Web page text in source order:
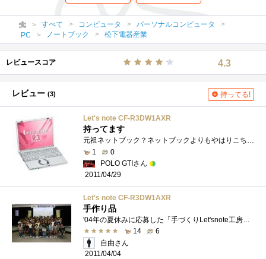
すべて コンピュータ
パーソナルコンピュータ
PC
ノートブック 松下電器産業
レビュースコア 4.3
レビュー (3) 持ってる!
Let's note CF-R3DW1AXR
持ってます
元祖ネットブック？ネットブックよりもやはりこちらの方がいいLenovoideapadも使いましたが、重いので仕事用はこっちで妥協メモリが768MBと少ない�...
1
0
POLO GTIさん
2011/04/29
Let's note CF-R3DW1AXR
手作り品
14
6
自由さん
2011/04/04